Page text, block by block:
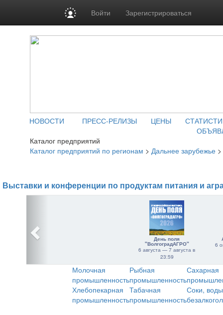
Войти Зарегистрироваться
НОВОСТИ ПРЕСС-РЕЛИЗЫ ЦЕНЫ
Каталог предприятий
Каталог предприятий по регионам > Дальнее зарубежье >
Выставки и конференции по продуктам питания и
День поля
"ВолгоградАГРО"
6 августа — 7 августа в
23:59
6
Молочная
промышленность
Рыбная
промышленность
Сахарная
Хлебопекарная
промышленность
Табачная
промышленность
Соки,